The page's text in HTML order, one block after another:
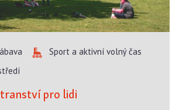
Sport a aktivní volný čas
pro lidi